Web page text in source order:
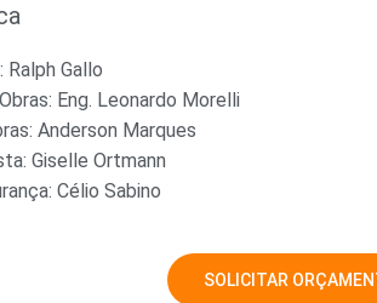
Ralph Gallo
Eng. Leonardo Morelli
Anderson Marques
Giselle Ortmann
Célio Sabino
SOLICITAR